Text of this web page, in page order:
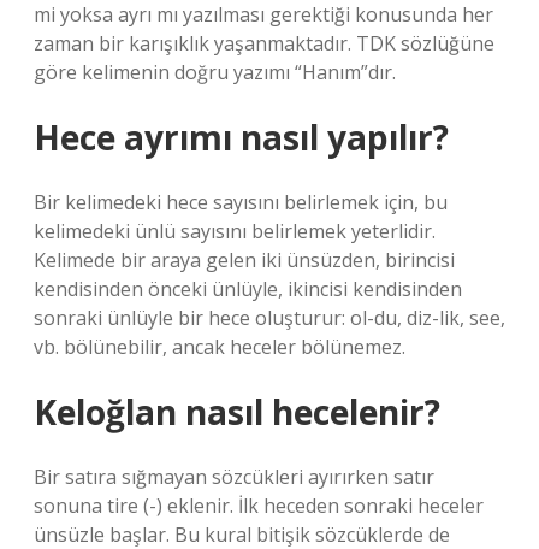
mi yoksa ayrı mı yazılması gerektiği konusunda her
zaman bir karışıklık yaşanmaktadır. TDK sözlüğüne
göre kelimenin doğru yazımı “Hanım”dır.
Hece ayrımı nasıl yapılır?
Bir kelimedeki hece sayısını belirlemek için, bu
kelimedeki ünlü sayısını belirlemek yeterlidir.
Kelimede bir araya gelen iki ünsüzden, birincisi
kendisinden önceki ünlüyle, ikincisi kendisinden
sonraki ünlüyle bir hece oluşturur: ol-du, diz-lik, see,
vb. bölünebilir, ancak heceler bölünemez.
Keloğlan nasıl hecelenir?
Bir satıra sığmayan sözcükleri ayırırken satır
sonuna tire (-) eklenir. İlk heceden sonraki heceler
ünsüzle başlar. Bu kural bitişik sözcüklerde de